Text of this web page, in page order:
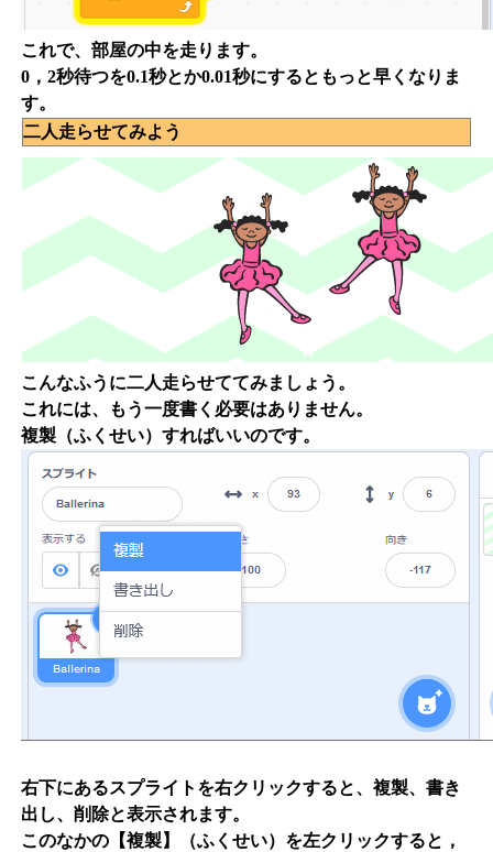
これで、部屋の中を走ります。
0，2秒待つを0.1秒とか0.01秒にするともっと早くなりま
す。
二人走らせてみよう
こんなふうに二人走らせててみましょう。
これには、もう一度書く必要はありません。
複製（ふくせい）すればいいのです。
右下にあるスプライトを右クリックすると、複製、書き
出し、削除と表示されます。
このなかの【複製】（ふくせい）を左クリックすると，